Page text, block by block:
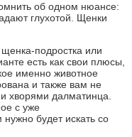
об одном нюансе:
глухотой. Щенки
подростка или
есть как свои плюсы,
именно животное
и также вам не
хворями далматинца.
с уже
будет искать со